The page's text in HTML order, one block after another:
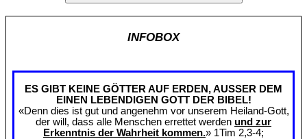
INFOBOX
ES GIBT KEINE GÖTTER AUF ERDEN, AUSSER DEM
EINEN LEBENDIGEN GOTT DER BIBEL!
«Denn dies ist gut und angenehm vor unserem Heiland-Gott,
der will, dass alle Menschen errettet werden und zur
Erkenntnis der Wahrheit kommen.» 1Tim 2,3-4;